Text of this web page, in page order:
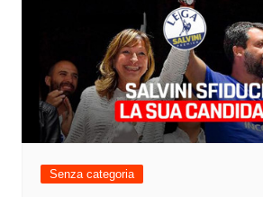
Senza categoria